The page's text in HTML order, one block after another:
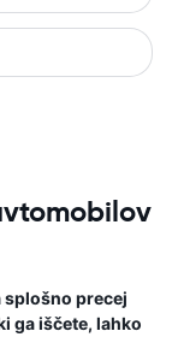
splošno precej
ga iščete, lahko